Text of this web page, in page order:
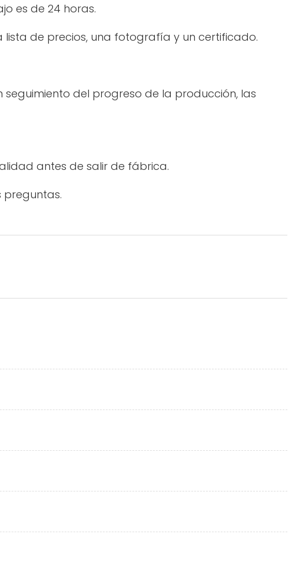
es de 24 horas.
de precios, una fotografía y un certificado.
del progreso de la producción, las
antes de salir de fábrica.
preguntas.